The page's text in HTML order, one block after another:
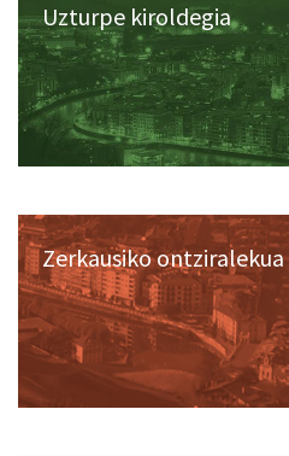
Uzturpe kiroldegia
Zerkausiko ontziralekua